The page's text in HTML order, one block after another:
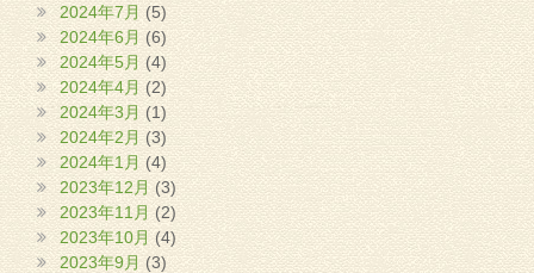
2024年7月(5)
2024年6月 (6)
2024年5月 (4)
2024年4月 (2)
2024年3月 (1)
2024年2月(3)
2024年1月(4)
2023年12月 (3)
2023年11月 (2)
2023年10月 (4)
2023年9月 (3)